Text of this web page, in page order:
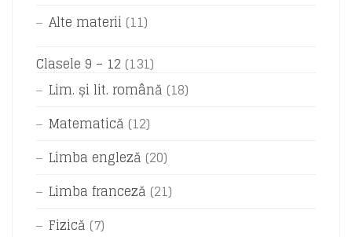
Alte materii (11)
Clasele 9 – 12 (131)
Lim. și lit. română (18)
Matematică (12)
Limba engleză (20)
Limba franceză (21)
Fizică (7)